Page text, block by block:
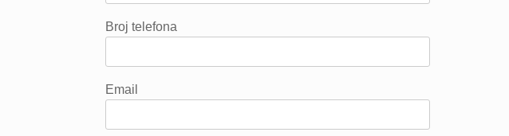
Broj telefona
Email